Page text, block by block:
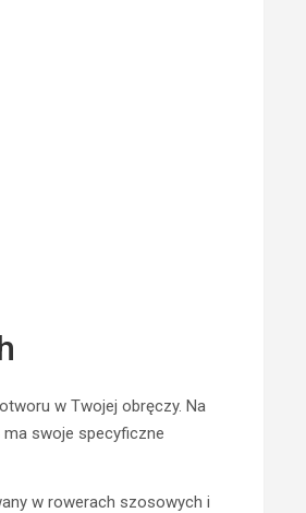
w Twojej obręczy. Na
ma swoje specyficzne
w rowerach szosowych i